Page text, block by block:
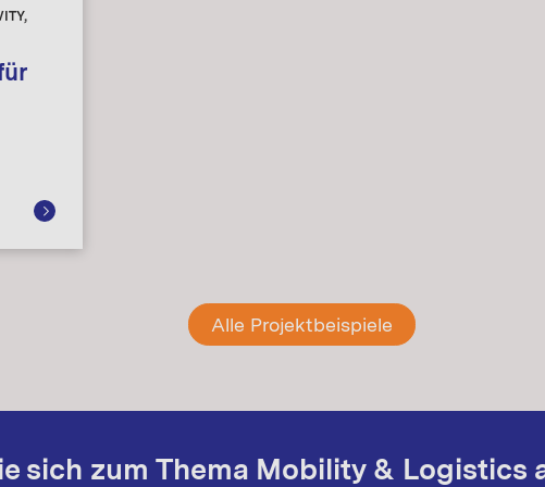
Alle Projektbeispiele
sich zum Thema Mobility & Logistics